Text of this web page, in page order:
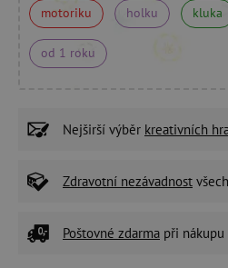
motoriku holku kluka
od 1 roku
Nejširší výběr kreativních
Zdravotní nezávadnost
Poštovné zdarma při nákupu